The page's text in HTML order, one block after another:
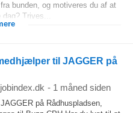
bunden, og motiveres du af at
Trives...
til JAGGER på
jobindex.dk - 1 måned siden
på Rådhuspladsen,